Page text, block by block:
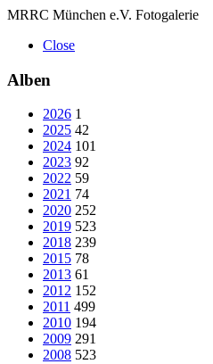
MRRC München e.V. Fotogalerie
Close
Alben
2026 1
2025 42
2024 101
2023 92
2022 59
2021 74
2020 252
2019 523
2018 239
2015 78
2013 61
2012 152
2011 499
2010 194
2009 291
2008 523